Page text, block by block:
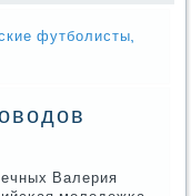
футболисты,
Валерия